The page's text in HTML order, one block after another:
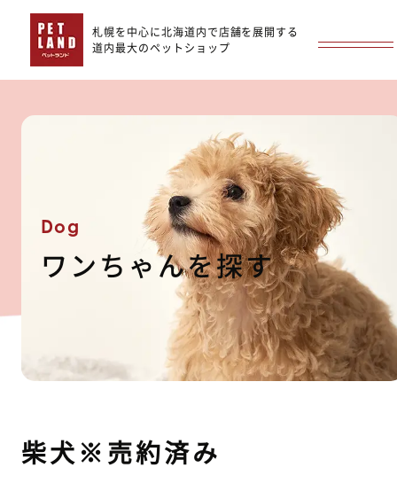
札幌を中心に北海道内で店舗を展開する
道内最大のペットショップ
Dog
ワンちゃんを探す
柴犬※売約済み